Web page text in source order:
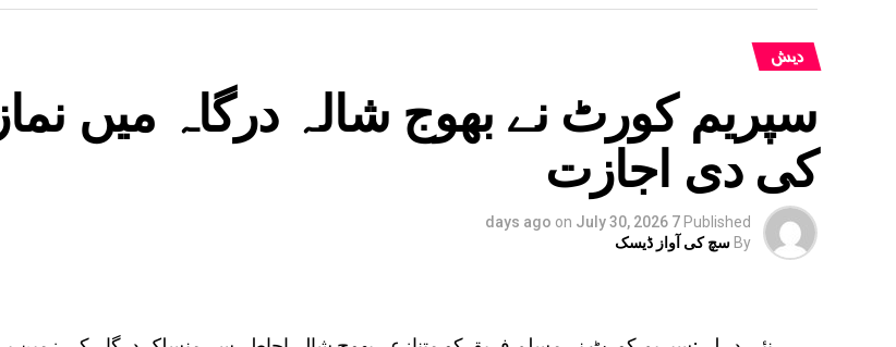
دیش
سپریم کورٹ نے بھوج شالہ درگاہ میں نماز
کی دی اجازت
Published
7 days ago
on July 30, 2026
By سچ کی آواز ڈیسک